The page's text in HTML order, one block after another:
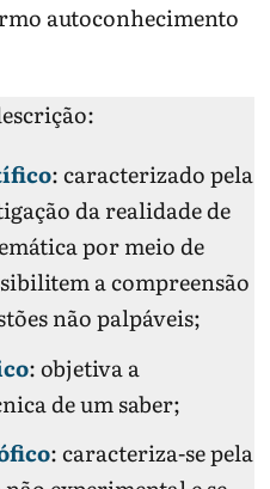
autoconhecimento
: caracterizado pela
da realidade de
por meio de
a compreensão
não palpáveis;
: objetiva a
de um saber;
: caracteriza-se pela